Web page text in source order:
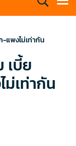
แพงไม่เท่ากัน
เบี้ย
เท่ากัน